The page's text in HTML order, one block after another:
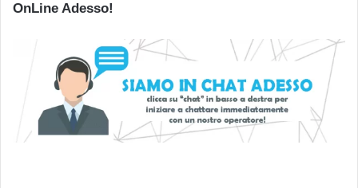
OnLine Adesso!